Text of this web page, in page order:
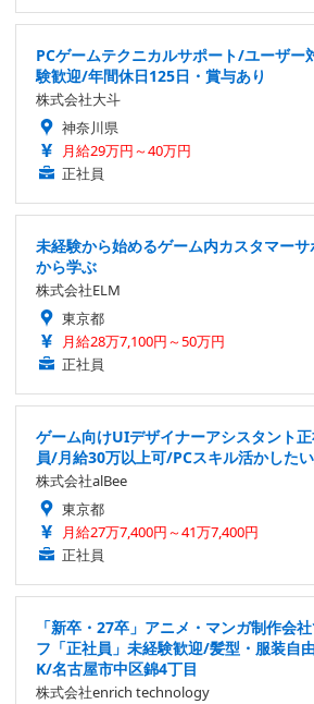
PCゲームテクニカルサポート/ユーザー
験歓迎/年間休日125日・賞与あり
株式会社大斗
神奈川県
月給29万円～40万円
正社員
未経験から始めるゲーム内カスタマー
から学ぶ
株式会社ELM
東京都
月給28万7,100円～50万円
正社員
ゲーム向けUIデザイナーアシスタント
員/月給30万以上可/PCスキル活かした
株式会社alBee
東京都
月給27万7,400円～41万7,400円
正社員
「新卒・27卒」アニメ・マンガ制作会
フ「正社員」未経験歓迎/髪型・服装自
K/名古屋市中区錦4丁目
株式会社enrich technology